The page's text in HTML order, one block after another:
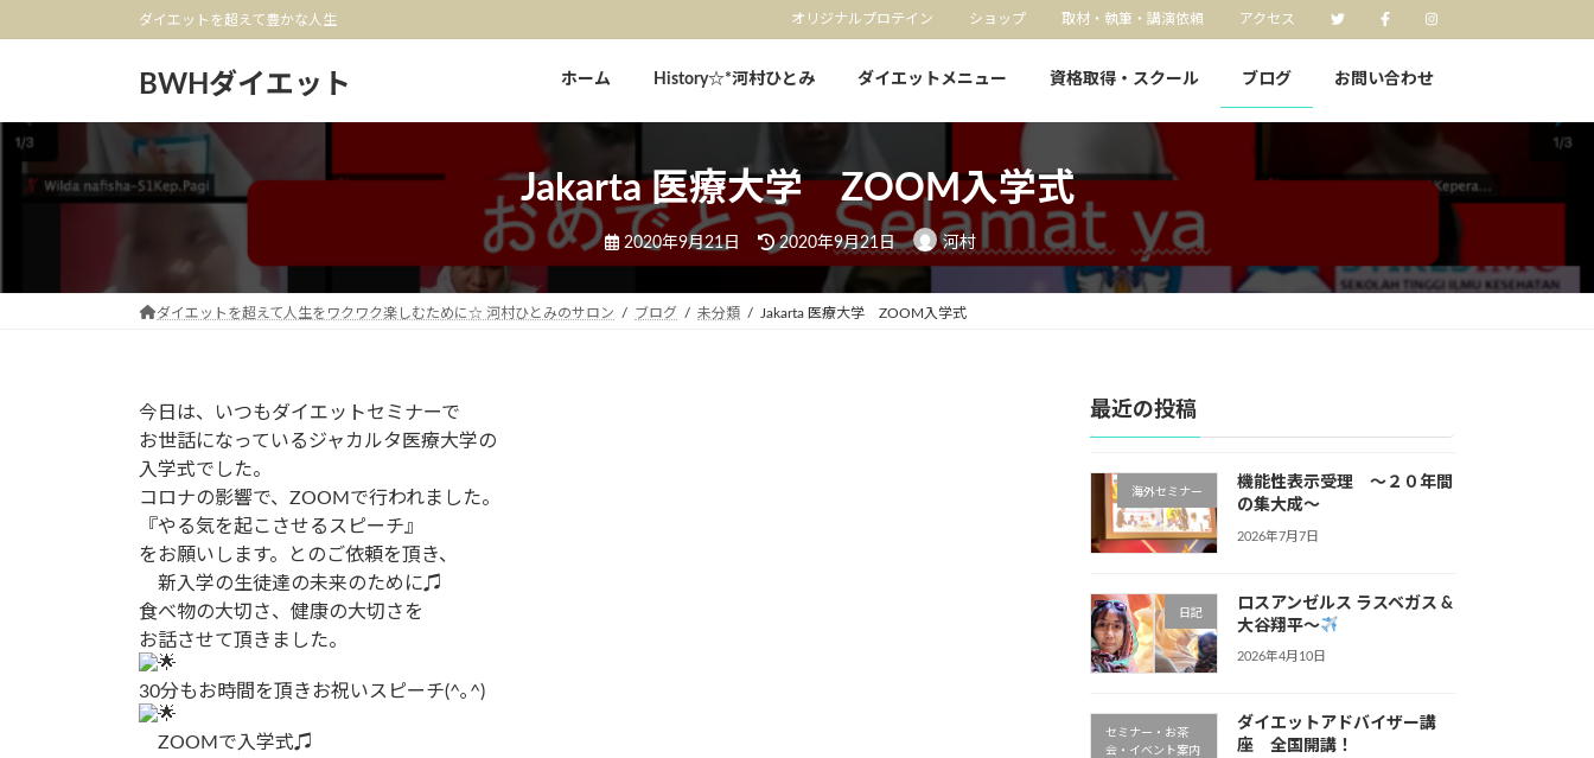
ン
ビ
ダイエットを超えて豊かな人生 オリジナルプロテイン ショップ 取材・執筆・講演依頼 アクセス
BWHダイエット ホーム History☆*河村ひとみ ダイエットメニュー 資格取得・スクール ブログ お問い合わせ
Jakarta 医療大学 ZOOM入学式
2020年9月21日
最
終
更
日
時
2020年9月21日 河村
ダイエットを超えて人生をワクワク楽しむために☆ 河村ひとみのサロン ブログ 未分類 Jakarta 医療大学 ZOOM入学式
今日は、いつもダイエットセミナーで
お世話になっているジャカルタ医療大学の
入学式でした。
コロナの影響で、ZOOMで行われました。
『やる気を起こさせるスピーチ』
をお願いします。とのご依頼を頂き、
新入学の生徒達の未来のために♫
食べ物の大切さ、健康の大切さを
お話させて頂きました。
30分もお時間を頂きお祝いスピーチ(^｡^)
ZOOMで入学式♫
最近の投稿
海外セミナー
機能性表示受理 〜２０年間
の集大成〜
2026年7月7日
日記
ロスアンゼルス ラスベガス &
大谷翔平〜
2026年4月10日
セミナー・お茶
会・イベント案内
ダイエットアドバイザー講
座 全国開講！